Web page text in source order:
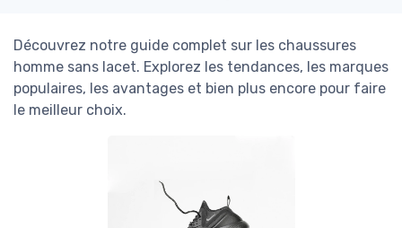
Découvrez notre guide complet sur les chaussures
homme sans lacet. Explorez les tendances, les marques
populaires, les avantages et bien plus encore pour faire
le meilleur choix.